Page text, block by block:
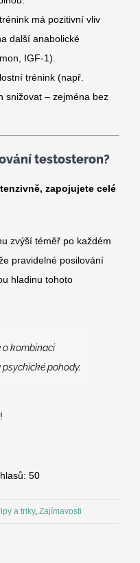
má pozitivní vliv
další anabolické
IGF-1).
trénink (např.
snižovat – zejména bez
testosteron?
zapojujete celé
zvýší téměř po každém
pravidelné posilování
hladinu tohoto
o kombinaci
pohody.
50
a triky, Zajímavosti